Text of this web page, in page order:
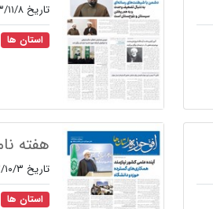
تاریخ ۱۴۰۳/۱۱/۸
استان ها
هفته
تاریخ ۱۴۰۳/۱۰/۳
استان ها